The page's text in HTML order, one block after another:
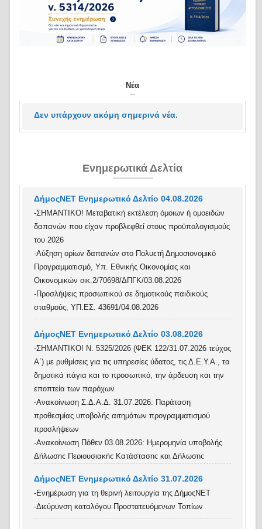
Νέα
Δεν υπάρχουν ακόμη σημερινά νέα.
Ενημερωτικά Δελτία
ΔήμοςΝΕΤ Ενημερωτικό Δελτίο 04.08.2026
-ΣΗΜΑΝΤΙΚΟ! Μεταβατική εκτέλεση όμοιων ή ομοειδών
δαπανών που είχαν προβλεφθεί στους προϋπολογισμούς
του 2026
-Αύξηση ορίων δαπανών στο Πολυετή Δημοσιονομικό
Προγραμματισμό, Υπ. Εθνικής Οικονομίας και
Οικονομικών οικ.2/70698/ΔΠΓΚ/03.08.2026
-Προσλήψεις προσωπικού σε δημοτικούς παιδικούς
σταθμούς, ΥΠ.ΕΣ. 43691/04.08.2026
ΔήμοςΝΕΤ Ενημερωτικό Δελτίο 03.08.2026
-ΣΗΜΑΝΤΙΚΟ! Ν. 5325/2026 (ΦΕΚ 122/31.07.2026 τεύχος
Α΄) με ρυθμίσεις για τις υπηρεσίες ύδατος, τις Δ.Ε.Υ.Α., τα
δημοτικά πάγια και το προσωπικό, την άρδευση και την
εποπτεία των παρόχων
-Ανακοίνωση Σ.Δ.Α.Δ. 31.07.2026: Παράταση
προθεσμίας υποβολής αιτημάτων προγραμματισμού
προσλήψεων
-Ανακοίνωση Πόθεν 03.08.2026: Ημερομηνία υποβολής
Δήλωσης Περιουσιακής Κατάστασης και Δήλωσης
-Γνωστοποίηση λειτουργίας επιχειρήσεων στάθμευσης και
φύλαξης σκαφών, Υπ. Ναυτιλίας και Νησιωτικής
Πολιτικής 3152.3/ 54804 /2026/03.08.2026
ΔήμοςΝΕΤ Ενημερωτικό Δελτίο 31.07.2026
-Ενημέρωση για τη θερινή λειτουργία της ΔήμοςΝΕΤ
-Διεύρυνση καταλόγου Προστατευόμενων Τοπίων